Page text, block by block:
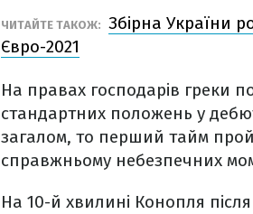
ЧИТАЙТЕ ТАКОЖ: Збірна України
Євро-2021
На правах господарів греки
стандартних положень у
загалом, то перший тайм
справжньому небезпечних
На 10-й хвилині Конопля